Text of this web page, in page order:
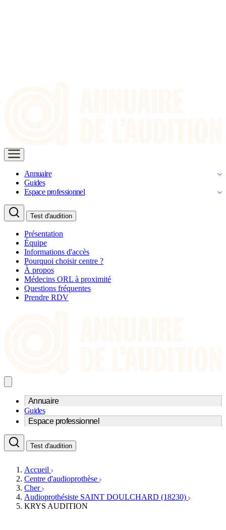
Annuaire
Guides
Espace professionnel
Test d'audition
Présentation
Équipe
Informations d'accès
Pourquoi choisir centre ?
À propos
Médecins ORL à proximité
Questions fréquentes
Prendre RDV
Annuaire
Trouvez un professionnel de l'audition
Centre d'audioprothèse
Médecins ORL & Phoniatres
Écoles spécialisées
Fournisseurs
Guides
Espace professionnel
Acteurs et services
Fournisseurs
Services ORL
Orthophonistes
Formations et écoles
Organismes / Syndicats
Produits
Test d'audition
Accueil
Centre d'audioprothèse
Cher
Audioprothésiste SAINT DOULCHARD (18230)
KRYS AUDITION